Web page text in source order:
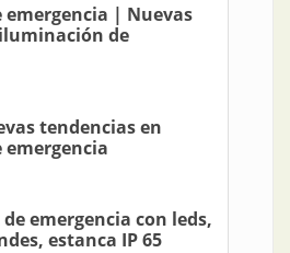
| Nuevas
de
tendencias en
emergencia con leds,
estanca IP 65